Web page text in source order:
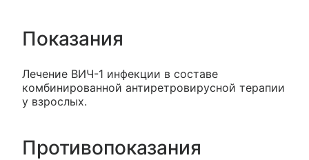
Показания
Лечение ВИЧ-1 инфекции в составе
комбинированной антиретровирусной терапии
у взрослых.
Противопоказания